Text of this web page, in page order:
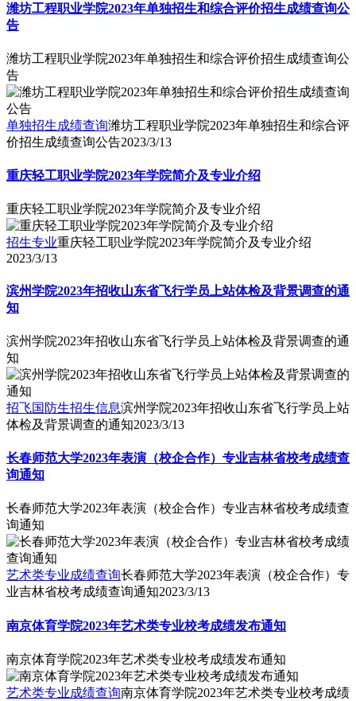
潍坊工程职业学院2023年单独招生和综合评价招生成绩查询公
告
潍坊工程职业学院2023年单独招生和综合评价招生成绩查询公
告
单独招生成绩查询潍坊工程职业学院2023年单独招生和综合评
价招生成绩查询公告2023/3/13
重庆轻工职业学院2023年学院简介及专业介绍
重庆轻工职业学院2023年学院简介及专业介绍
招生专业重庆轻工职业学院2023年学院简介及专业介绍
2023/3/13
滨州学院2023年招收山东省飞行学员上站体检及背景调查的通
知
滨州学院2023年招收山东省飞行学员上站体检及背景调查的通
知
招飞国防生招生信息滨州学院2023年招收山东省飞行学员上站
体检及背景调查的通知2023/3/13
长春师范大学2023年表演（校企合作）专业吉林省校考成绩查
询通知
长春师范大学2023年表演（校企合作）专业吉林省校考成绩查
询通知
艺术类专业成绩查询长春师范大学2023年表演（校企合作）专
业吉林省校考成绩查询通知2023/3/13
南京体育学院2023年艺术类专业校考成绩发布通知
南京体育学院2023年艺术类专业校考成绩发布通知
艺术类专业成绩查询南京体育学院2023年艺术类专业校考成绩